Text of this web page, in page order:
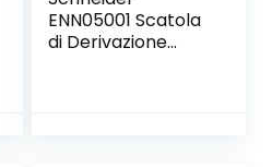
ENN05001 Scatola
di Derivazione